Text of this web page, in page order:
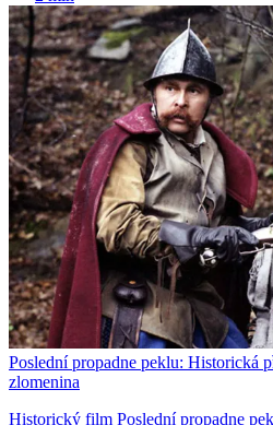
Poslední propadne peklu: Historická
zlomenina
Historický film Poslední propadne